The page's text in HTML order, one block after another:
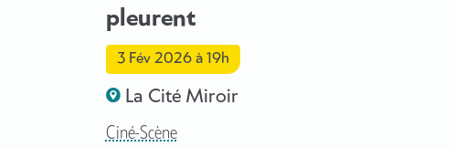
pleurent
3 Fév 2026à 19h
La Cité Miroir
Ciné-Scène